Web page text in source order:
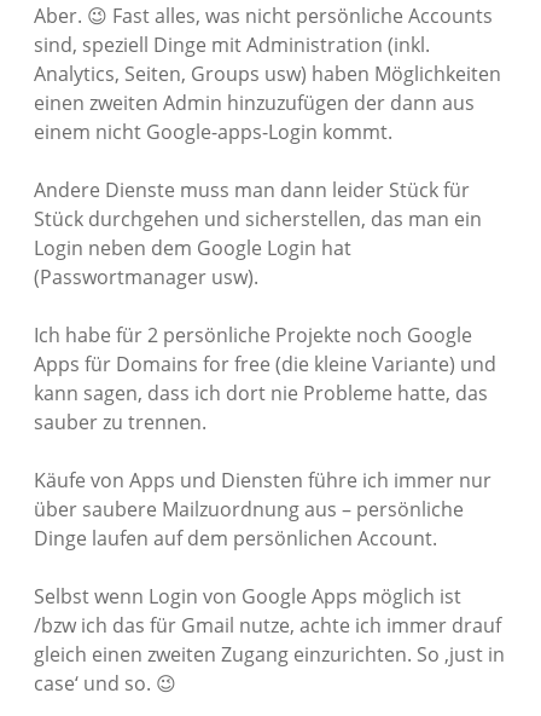
Aber. 😉 Fast alles, was nicht persönliche Accounts
sind, speziell Dinge mit Administration (inkl.
Analytics, Seiten, Groups usw) haben Möglichkeiten
einen zweiten Admin hinzuzufügen der dann aus
einem nicht Google-apps-Login kommt.
Andere Dienste muss man dann leider Stück für
Stück durchgehen und sicherstellen, das man ein
Login neben dem Google Login hat
(Passwortmanager usw).
Ich habe für 2 persönliche Projekte noch Google
Apps für Domains for free (die kleine Variante) und
kann sagen, dass ich dort nie Probleme hatte, das
sauber zu trennen.
Käufe von Apps und Diensten führe ich immer nur
über saubere Mailzuordnung aus – persönliche
Dinge laufen auf dem persönlichen Account.
Selbst wenn Login von Google Apps möglich ist
/bzw ich das für Gmail nutze, achte ich immer drauf
gleich einen zweiten Zugang einzurichten. So ‚just in
case‘ und so. 😉